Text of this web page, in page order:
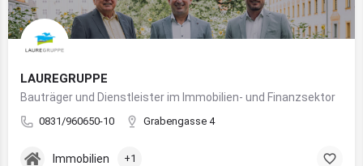
LAUREGRUPPE
Bauträger und Dienstleister im Immobilien- und Finanzsektor
0831/960650-10 Grabengasse 4
Immobilien +1